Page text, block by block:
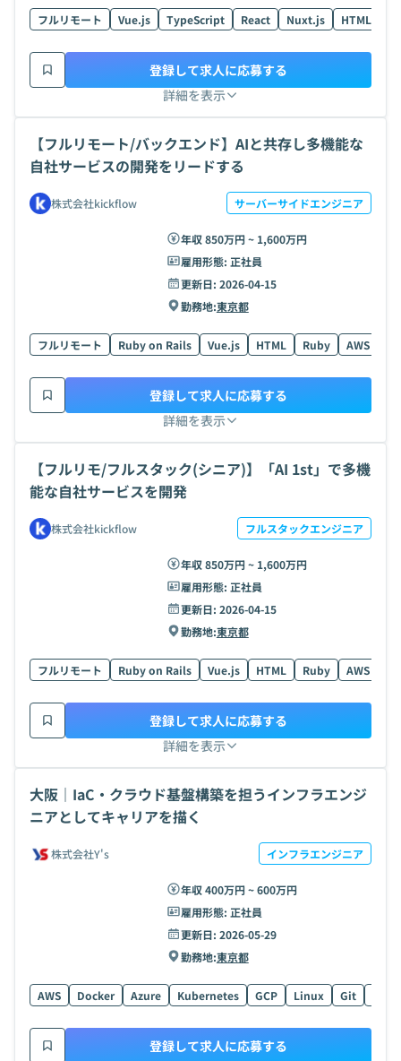
フルリモート Vue.js TypeScript React Nuxt.js HTML
詳細を表示
登録して求人に応募する
【フルリモート/バックエンド】AIと共存し多機能な
自社サービスの開発をリードする
株式会社kickflow サーバーサイドエンジニア
年収 850万円 ~ 1,600万円
雇用形態: 正社員
更新日: 2026-04-15
勤務地:東京都
フルリモート Ruby on Rails Vue.js HTML Ruby AWS
詳細を表示
登録して求人に応募する
【フルリモ/フルスタック(シニア)】「AI 1st」で多機
能な自社サービスを開発
株式会社kickflow フルスタックエンジニア
年収 850万円 ~ 1,600万円
雇用形態: 正社員
更新日: 2026-04-15
勤務地:東京都
フルリモート Ruby on Rails Vue.js HTML Ruby AWS
詳細を表示
登録して求人に応募する
大阪｜IaC・クラウド基盤構築を担うインフラエンジ
ニアとしてキャリアを描く
株式会社Y's インフラエンジニア
年収 400万円 ~ 600万円
雇用形態: 正社員
更新日: 2026-05-29
勤務地:東京都
AWS Docker Azure Kubernetes GCP Linux Git
登録して求人に応募する